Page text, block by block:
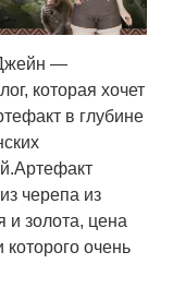
—
которая хочет
в глубине
черепа из
и золота, цена
которого очень